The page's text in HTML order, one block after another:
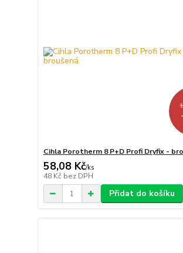
Cihla Porotherm 8 P+D Profi Dryfix -
58,08 Kč/ks
48 Kč bez DPH
Přidat do košíku